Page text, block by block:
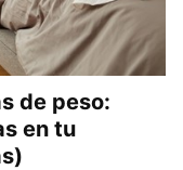
de peso:
en tu